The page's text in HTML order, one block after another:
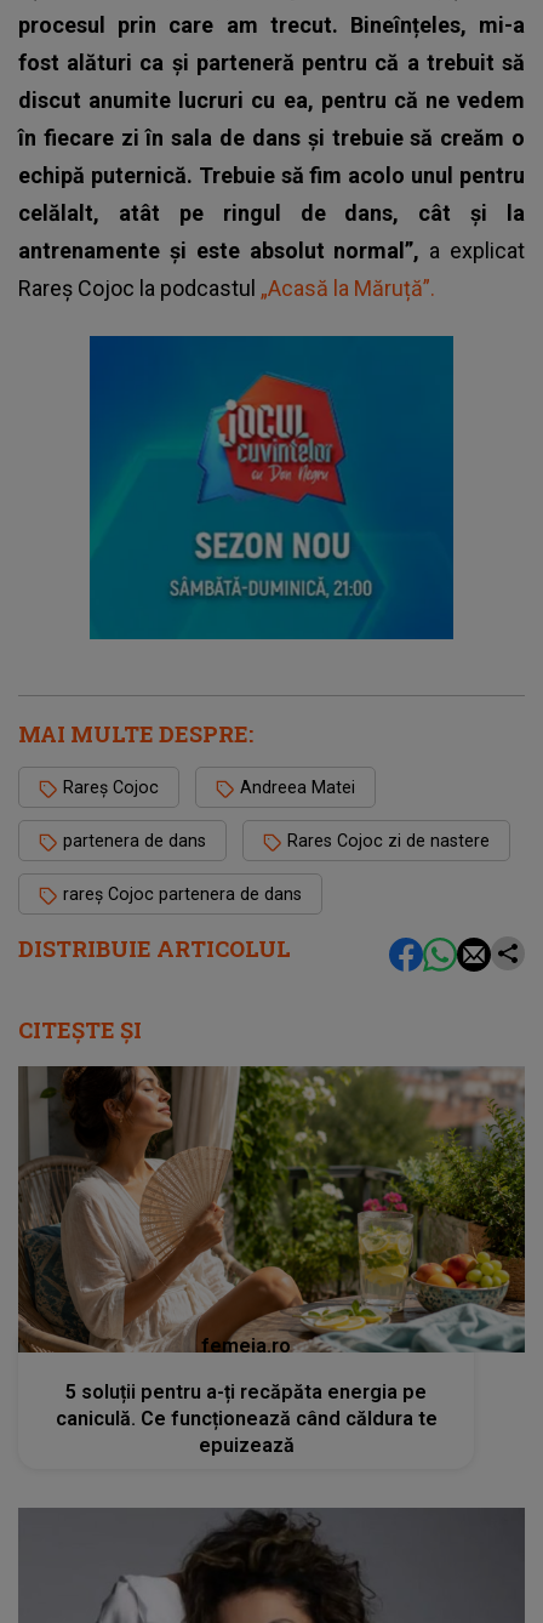
DISTRIBUIE ARTICOLUL
procesul prin care am trecut. Bineînțeles, mi-a
fost alături ca și parteneră pentru că a trebuit să
discut anumite lucruri cu ea, pentru că ne vedem
în fiecare zi în sala de dans și trebuie să creăm o
echipă puternică. Trebuie să fim acolo unul pentru
celălalt, atât pe ringul de dans, cât și la
antrenamente și este absolut normal”, a explicat
Rareș Cojoc la podcastul „Acasă la Măruță”.
MAI MULTE DESPRE:
Rareș Cojoc Andreea Matei
partenera de dans Rares Cojoc zi de nastere
rareș Cojoc partenera de dans
CITEȘTE ȘI
femeia.ro
5 soluții pentru a-ți recăpăta energia pe
caniculă. Ce funcționează când căldura te
epuizează